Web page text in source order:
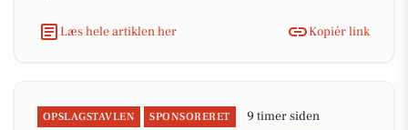
Læs hele artiklen her Kopiér link
OPSLAGSTAVLEN SPONSORERET 9 timer siden